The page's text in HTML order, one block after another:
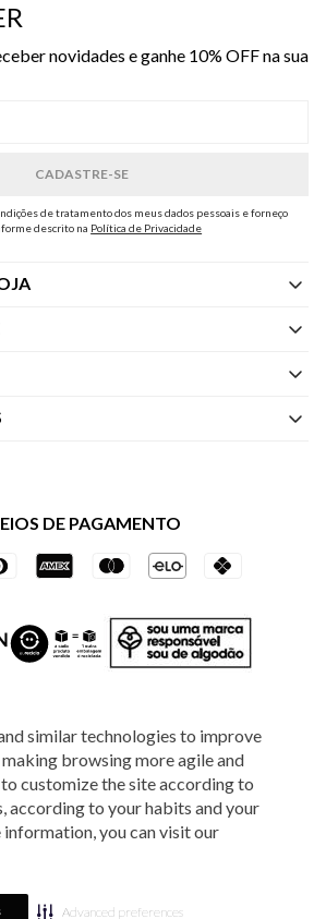
similar technologies to improve
browsing more agile and
customize the site according to
according to your habits and your
you can visit our
Advanced preferences
novidades e ganhe 10% OFF na sua
de tratamento dos meus dados pessoais e forneço
descrito na Política de Privacidade
DE PAGAMENTO
os direitos reservados - A loja Estoque reserva-
alterar informações como: preços, promoções e
feriados. Veste S.A Estilo. Rua Othão, 405, Vila